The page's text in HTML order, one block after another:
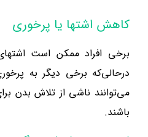
کاهش اشتها یا پرخوری
برخی افراد ممکن است
درحالی‌که برخی دیگر به
می‌توانند ناشی از تلاش بدن
باشند.